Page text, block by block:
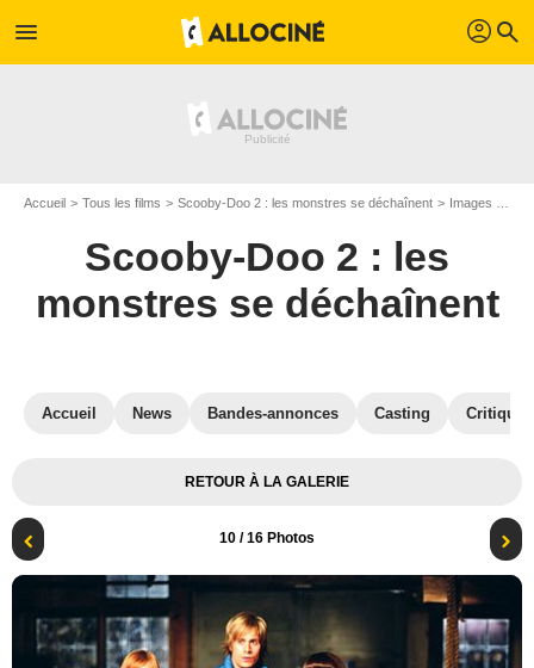
menu profil search
Accueil Tous les films Scooby-Doo 2 : les monstres se déchaînent Images du film Scooby-Doo 2 : les monstres se déchaînent
Scooby-Doo 2 : les
monstres se déchaînent
Accueil News Bandes-annonces Casting
RETOUR À LA GALERIE
10 / 16 Photos